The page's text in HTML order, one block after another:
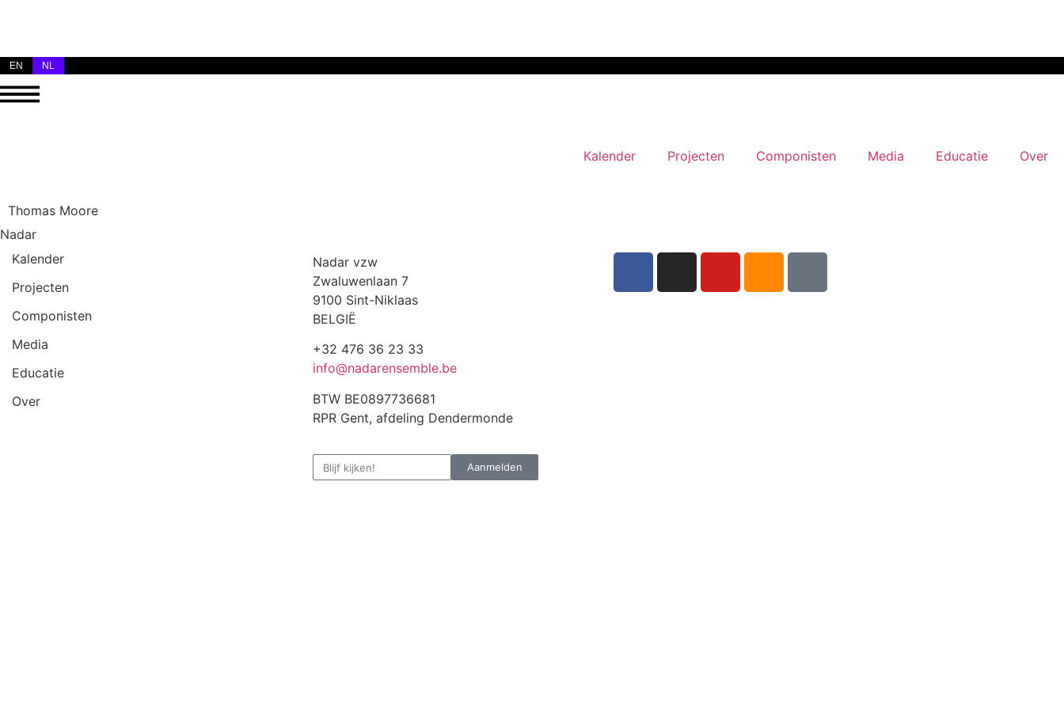
EN NL
Kalender Projecten Componisten Media Educatie Over
Thomas Moore
Nadar
Kalender
Projecten
Componisten
Media
Educatie
Over
Nadar vzw
Zwaluwenlaan 7
9100 Sint-Niklaas
BELGIË
+32 476 36 23 33
info@nadarensemble.be
BTW BE0897736681
RPR Gent, afdeling Dendermonde
Aanmelden